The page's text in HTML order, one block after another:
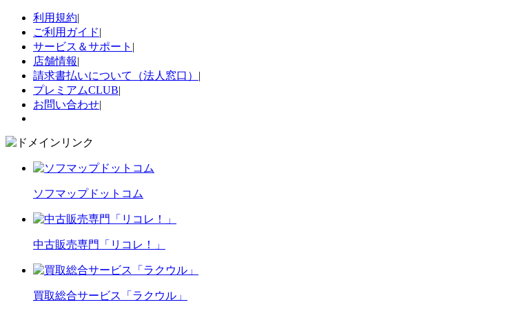
利用規約|
ご利用ガイド|
サービス＆サポート |
店舗情報|
請求書払いについて（法人窓口） |
プレミアムCLUB|
お問い合わせ|
ソフマップドットコム
中古販売専門「リコレ！」
買取総合サービス「ラクウル」